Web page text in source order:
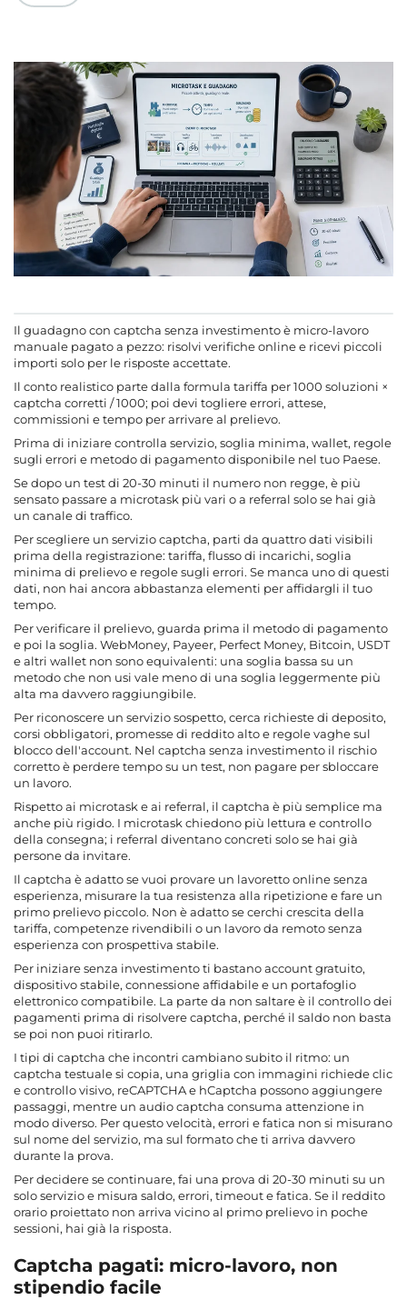
Il guadagno con captcha senza investimento è micro-lavoro
manuale pagato a pezzo: risolvi verifiche online e ricevi piccoli
importi solo per le risposte accettate.
Il conto realistico parte dalla formula tariffa per 1000 soluzioni ×
captcha corretti / 1000; poi devi togliere errori, attese,
commissioni e tempo per arrivare al prelievo.
Prima di iniziare controlla servizio, soglia minima, wallet, regole
sugli errori e metodo di pagamento disponibile nel tuo Paese.
Se dopo un test di 20-30 minuti il numero non regge, è più
sensato passare a microtask più vari o a referral solo se hai già
un canale di traffico.
Per scegliere un servizio captcha, parti da quattro dati visibili
prima della registrazione: tariffa, flusso di incarichi, soglia
minima di prelievo e regole sugli errori. Se manca uno di questi
dati, non hai ancora abbastanza elementi per affidargli il tuo
tempo.
Per verificare il prelievo, guarda prima il metodo di pagamento
e poi la soglia. WebMoney, Payeer, Perfect Money, Bitcoin, USDT
e altri wallet non sono equivalenti: una soglia bassa su un
metodo che non usi vale meno di una soglia leggermente più
alta ma davvero raggiungibile.
Per riconoscere un servizio sospetto, cerca richieste di deposito,
corsi obbligatori, promesse di reddito alto e regole vaghe sul
blocco dell'account. Nel captcha senza investimento il rischio
corretto è perdere tempo su un test, non pagare per sbloccare
un lavoro.
Rispetto ai microtask e ai referral, il captcha è più semplice ma
anche più rigido. I microtask chiedono più lettura e controllo
della consegna; i referral diventano concreti solo se hai già
persone da invitare.
Il captcha è adatto se vuoi provare un lavoretto online senza
esperienza, misurare la tua resistenza alla ripetizione e fare un
primo prelievo piccolo. Non è adatto se cerchi crescita della
tariffa, competenze rivendibili o un lavoro da remoto senza
esperienza con prospettiva stabile.
Per iniziare senza investimento ti bastano account gratuito,
dispositivo stabile, connessione affidabile e un portafoglio
elettronicocompatibile. La parte da non saltare è il controllo dei
pagamenti prima di risolvere captcha, perché il saldo non basta
se poi non puoi ritirarlo.
I tipi di captcha che incontri cambiano subito il ritmo: un
captcha testuale si copia, una griglia con immagini richiede clic
e controllo visivo, reCAPTCHA e hCaptcha possono aggiungere
passaggi, mentre un audio captcha consuma attenzione in
modo diverso. Per questo velocità, errori e fatica non si misurano
sul nome del servizio, ma sul formato che ti arriva davvero
durante la prova.
Per decidere se continuare, fai una prova di 20-30 minuti su un
solo servizio e misura saldo, errori, timeout e fatica. Se il reddito
orario proiettato non arriva vicino al primo prelievo in poche
sessioni, hai già la risposta.
Captcha pagati: micro-lavoro, non
stipendio facile